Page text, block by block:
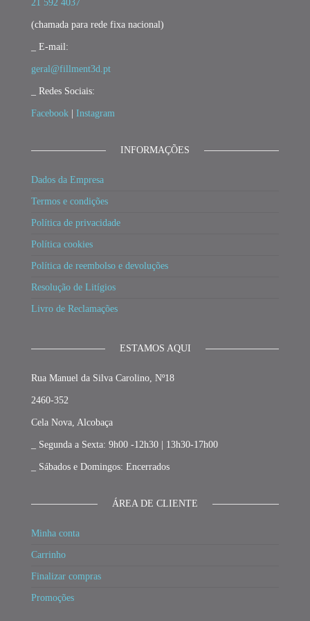
21 592 4037
(chamada para rede fixa nacional)
_ E-mail:
geral@fillment3d.pt
_ Redes Sociais:
Facebook Instagram
INFORMAÇÕES
Dados da Empresa
Termos e condições
Política de privacidade
Política cookies
Política de reembolso e devoluções
Resolução de Litígios
Livro de Reclamações
ESTAMOS AQUI
Rua Manuel da Silva Carolino, Nº18
2460-352
Cela Nova, Alcobaça
_ Segunda a Sexta: 9h00 -12h30 | 13h30-17h00
_ Sábados e Domingos: Encerrados
ÁREA DE CLIENTE
Minha conta
Carrinho
Finalizar compras
Promoções